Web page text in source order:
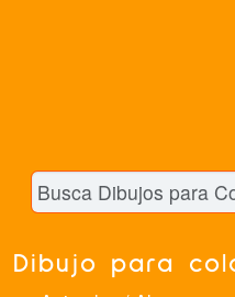
Dibujo para